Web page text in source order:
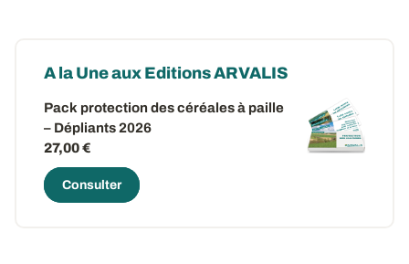
A la Une aux Editions ARVALIS
Pack protection des céréales à paille
– Dépliants 2026
27,00 €
Consulter